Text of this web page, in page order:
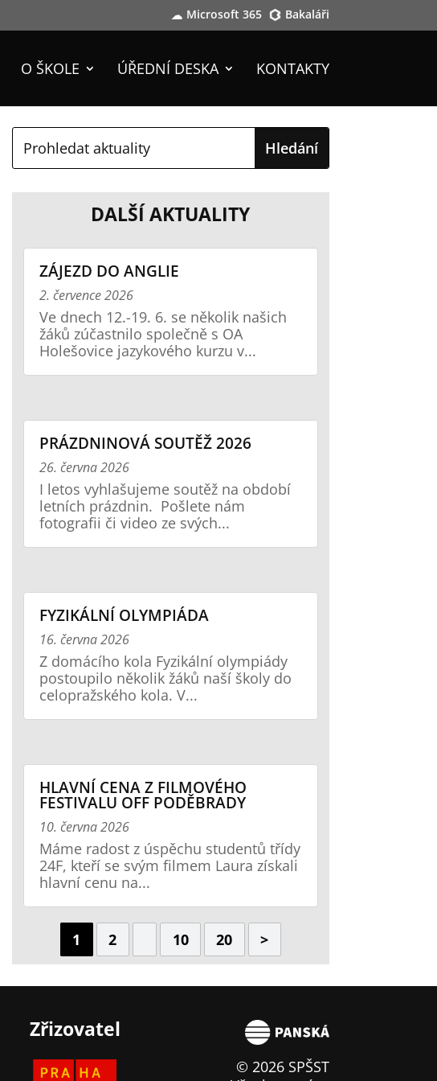
Microsoft 365 Bakaláři
O ŠKOLE ÚŘEDNÍ DESKA KONTAKTY
DALŠÍ AKTUALITY
ZÁJEZD DO ANGLIE
2. července 2026
Ve dnech 12.-19. 6. se několik našich
žáků zúčastnilo společně s OA
Holešovice jazykového kurzu v...
PRÁZDNINOVÁ SOUTĚŽ 2026
26. června 2026
I letos vyhlašujeme soutěž na období
letních prázdnin. Pošlete nám
fotografii či video ze svých...
FYZIKÁLNÍ OLYMPIÁDA
16. června 2026
Z domácího kola Fyzikální olympiády
postoupilo několik žáků naší školy do
celopražského kola. V...
HLAVNÍ CENA Z FILMOVÉHO
FESTIVALU OFF PODĚBRADY
10. června 2026
Máme radost z úspěchu studentů třídy
24F, kteří se svým filmem Laura získali
hlavní cenu na...
1 2 10 20 >
Zřizovatel
© 2026 SPŠST